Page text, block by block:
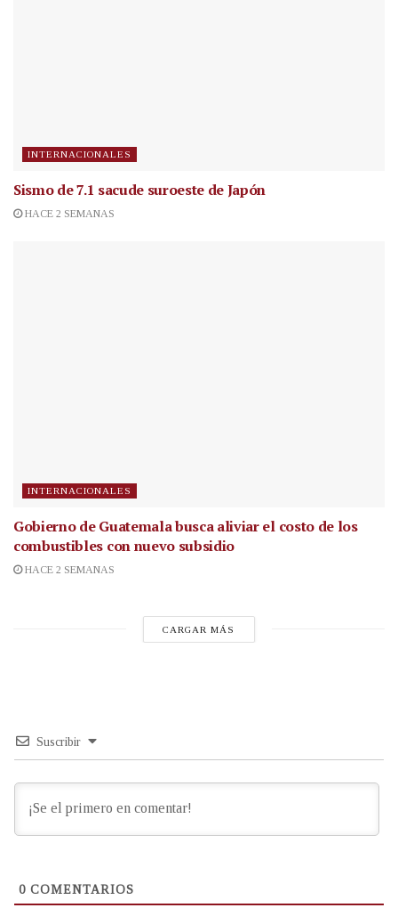
INTERNACIONALES
Sismo de 7.1 sacude suroeste de Japón
HACE 2 SEMANAS
INTERNACIONALES
Gobierno de Guatemala busca aliviar el costo de los
combustibles con nuevo subsidio
HACE 2 SEMANAS
CARGAR MÁS
Suscribir
0 COMENTARIOS